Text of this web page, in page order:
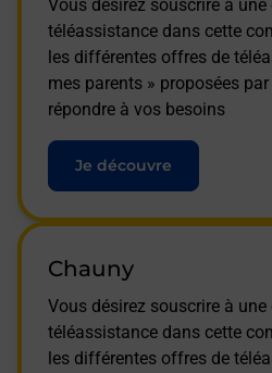
Vous désirez souscrire à
téléassistance dans cette
les différentes offres de
mes parents » proposées
répondre à vos besoins
Je découvre
Chauny
Vous désirez souscrire à
téléassistance dans cette
les différentes offres de